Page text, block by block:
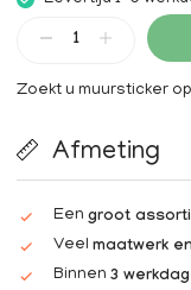
Zoekt u muursticker
Afmeting
Een groot
Veel maatwerk
Binnen 3